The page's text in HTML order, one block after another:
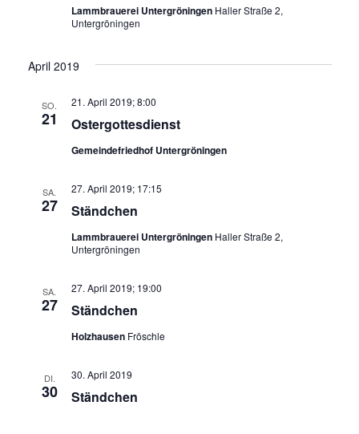
Lammbrauerei Untergröningen Haller Straße 2,
Untergröningen
April 2019
SO.
21 Ostergottesdienst
21. April 2019; 8:00
Gemeindefriedhof Untergröningen
SA.
27 Ständchen
27. April 2019; 17:15
Lammbrauerei Untergröningen Haller Straße 2,
Untergröningen
SA.
27 Ständchen
27. April 2019; 19:00
Holzhausen Fröschle
DI.
30 Ständchen
30. April 2019